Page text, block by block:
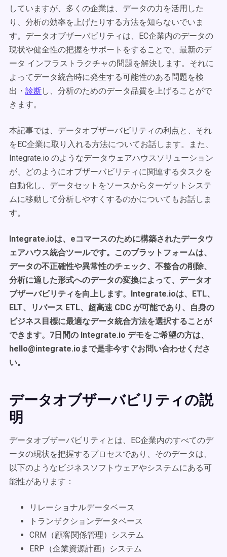
していますが、多くの企業は、データの力を活用した
り、分析の効率を上げたりする方法を知らないでいま
す。データオブザーバビリティは、EC企業内のデータの
現状や健全性の把握をサポートをすることで、最新のデ
ータ インフラストラクチャの問題を解決します。それに
よってデータ統合時に発生する可能性のある問題を検
出・ 診断し、分析のためのデータ品質を上げることがで
きます。
本記事では、データオブザーバビリティの利点と、それ
をEC企業に取り入れる方法についてお話します。また、
Integrate.io のようなデータウェアハウスソリューション
が、どのようにオブザーバビリティに関連するタスクを
自動化し、データセットをソースからターゲットシステ
ムに移動して分析しやすくするのかについてもお話しま
す。
Integrate.ioは、eコマースのために構築されたデータウ
ェアハウス統合ツールです。このプラットフォームは、
データの不正確性や異常性のチェック、不整合の削除、
分析に適した形式へのデータの変換によって、データオ
ブザーバビリティを向上します。Integrate.ioは、ETL、
ELT、リバース ETL、超高速 CDC が可能であり、自身の
ビジネス目標に最適なデータ統合方法を選択することが
できます。7日間の Integrate.io デモをご希望の方は、
hello@integrate.ioまで是非今すぐお問い合わせくださ
い。
データオブザーバビリティの説
明
データオブザーバビリティとは、EC企業内のすべてのデ
ータの現状を把握するプロセスであり、そのデータは、
以下のようなビジネスソフトウェアやシステムにある可
能性があります：
リレーショナルデータベース
トランザクションデータベース
CRM（顧客関係管理）システム
ERP（企業資源計画）システム